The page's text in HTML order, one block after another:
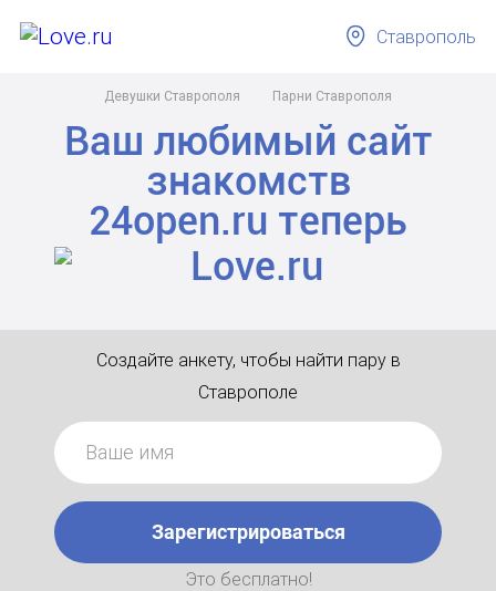
Девушки Ставрополя Парни Ставрополя
Ставрополь
Ваш любимый сайт
знакомств
24open.ru теперь
Создайте анкету, чтобы найти пару в
Ставрополе
Зарегистрироваться
Это бесплатно!